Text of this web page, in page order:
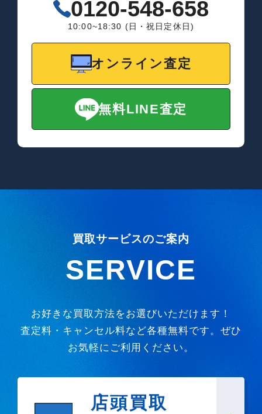
0120-548-658
10:00~18:30 (日・祝日定休日)
オンライン査定
無料LINE査定
買取サービスのご案内
SERVICE
お好きな買取方法をお選びいただけます！
査定料・キャンセル料など各種無料です。ぜひ
お気軽にご利用ください。
店頭買取